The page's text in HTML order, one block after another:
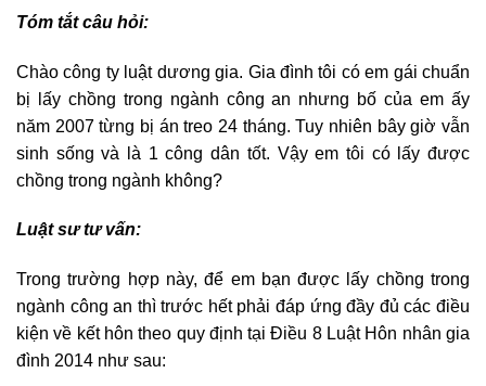
Tóm tắt câu hỏi:
Chào công ty luật dương gia. Gia đình tôi có em gái chuẩn
bị lấy chồng trong ngành công an nhưng bố của em ấy
năm 2007 từng bị án treo 24 tháng. Tuy nhiên bây giờ vẫn
sinh sống và là 1 công dân tốt. Vậy em tôi có lấy được
chồng trong ngành không?
Luật sư tư vấn:
Trong trường hợp này, để em bạn được lấy chồng trong
ngành công an thì trước hết phải đáp ứng đầy đủ các điều
kiện về kết hôn theo quy định tại Điều 8 Luật Hôn nhân gia
đình 2014 như sau: